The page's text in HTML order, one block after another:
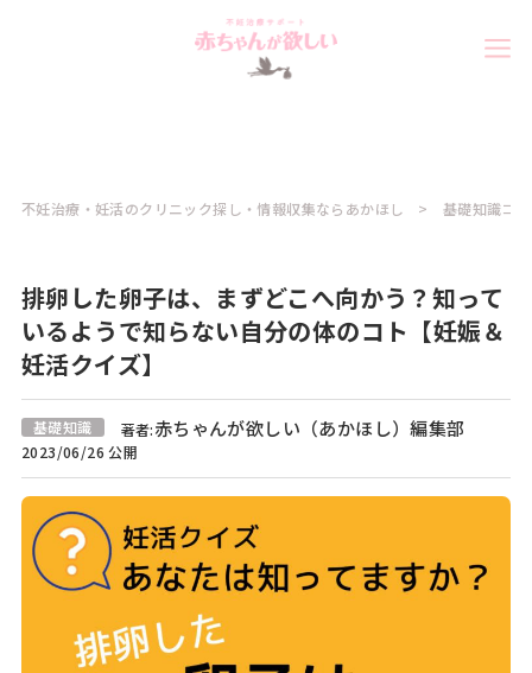
不妊治療・妊活のクリニック探し・情報収集ならあかほし 基礎知識コ
排卵した卵子は、まずどこへ向かう？知って
いるようで知らない自分の体のコト【妊娠＆
妊活クイズ】
基礎知識 著者:赤ちゃんが欲しい（あかほし）編集部
2023/06/26 公開